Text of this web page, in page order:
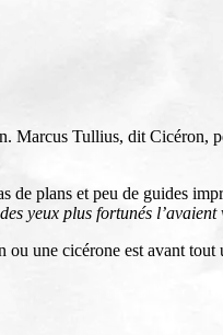
Marcus Tullius, dit Cicéron,
plans et peu de guides
yeux plus fortunés l’avaient
une cicérone est avant tout